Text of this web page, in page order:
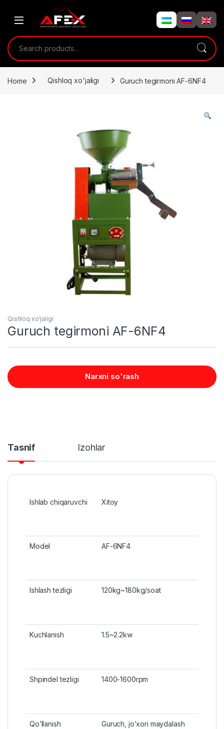
Search for:
Home Qishloq xo'jaligi Guruch tegirmoni AF-6NF4
Qishloq xo'jaligi
Guruch tegirmoni AF-6NF4
Narxni so'rash
Tasnif Izohlar
Ishlab chiqaruvchi Xitoy
Model AF-6NF4
Ishlash tezligi 120kg~180kg/soat
Kuchlanish 1.5~2.2kw
Shpindel tezligi 1400-1600rpm
Qo’llanish Guruch, jo’xori maydalash